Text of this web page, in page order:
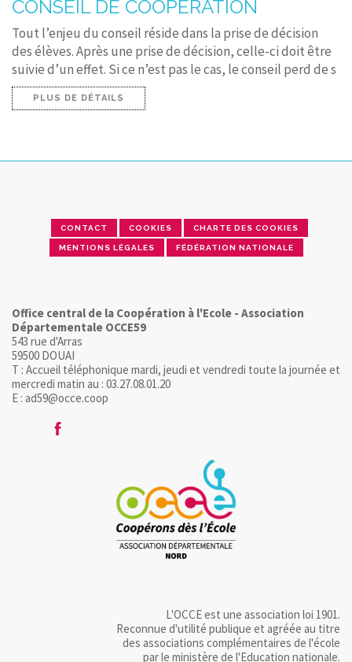
CONSEIL DE COOPÉRATION
Tout l’enjeu du conseil réside dans la prise de décision
des élèves. Après une prise de décision, celle-ci doit être
suivie d’un effet. Si ce n’est pas le cas, le conseil perd de s
PLUS DE DÉTAILS
CONTACT COOKIES CHARTE DES COOKIES
MENTIONS LÉGALES FÉDÉRATION NATIONALE
Office central de la Coopération à l'Ecole - Association
Départementale OCCE59
543 rue d'Arras
59500 DOUAI
T : Accueil téléphonique mardi, jeudi et vendredi toute la journée et
mercredi matin au : 03.27.08.01.20
E : ad59@occe.coop
L'OCCE est une association loi 1901.
Reconnue d'utilité publique et agréée au titre
des associations complémentaires de l'école
par le ministère de l'Education nationale.